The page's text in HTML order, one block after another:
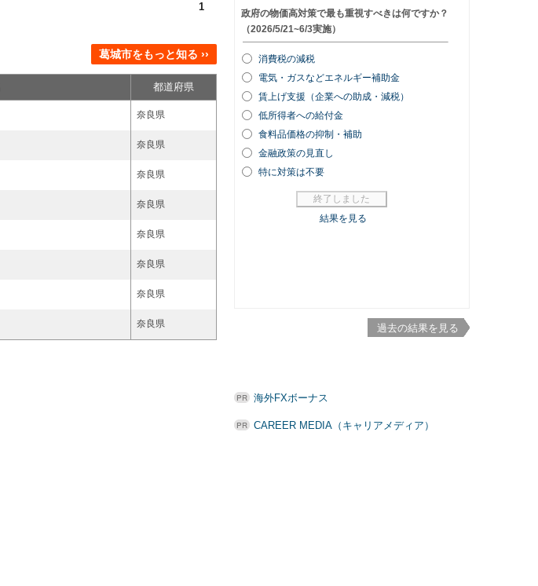
1
葛城市をもっと知る ››
都道府県
奈良県
奈良県
奈良県
奈良県
奈良県
奈良県
奈良県
奈良県 過去の結果を見る
海外FXボーナス
CAREER MEDIA（キャリアメディア）